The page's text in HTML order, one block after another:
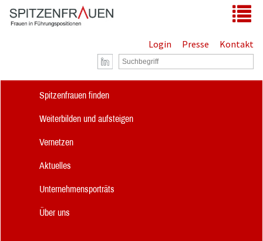
Zum Hauptinhalt springen
Login Presse Kontakt
Spitzenfrauen finden
Weiterbilden und aufsteigen
Vernetzen
Aktuelles
Unternehmensporträts
Über uns